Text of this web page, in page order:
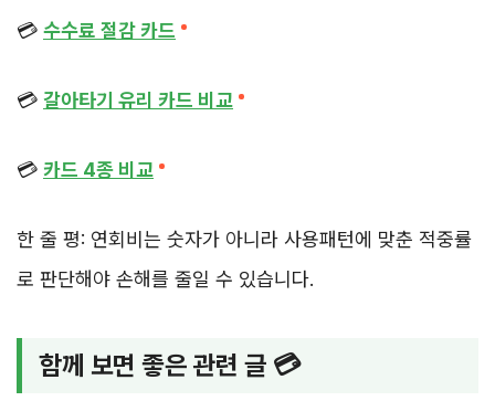
💳 수수료 절감 카드
💳 갈아타기 유리 카드 비교
💳 카드 4종 비교
한 줄 평: 연회비는 숫자가 아니라 사용패턴에 맞춘 적중률
로 판단해야 손해를 줄일 수 있습니다.
함께 보면 좋은 관련 글 💳